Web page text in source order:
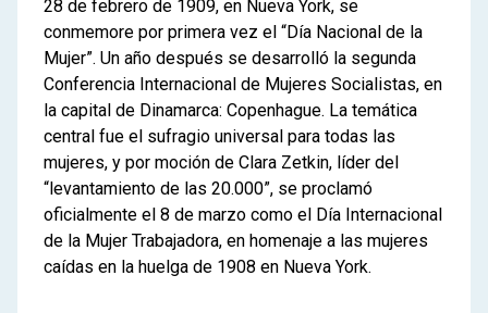
28 de febrero de 1909, en Nueva York, se
conmemore por primera vez el “Día Nacional de la
Mujer”. Un año después se desarrolló la segunda
Conferencia Internacional de Mujeres Socialistas, en
la capital de Dinamarca: Copenhague. La temática
central fue el sufragio universal para todas las
mujeres, y por moción de Clara Zetkin, líder del
“levantamiento de las 20.000”, se proclamó
oficialmente el 8 de marzo como el Día Internacional
de la Mujer Trabajadora, en homenaje a las mujeres
caídas en la huelga de 1908 en Nueva York.